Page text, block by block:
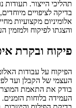
תהליכי הייצור. תעודות
בדיקה לציפויים
אלומיניום מקצועיות
והצגתו לפיקוח ולמזמין
פיקוח ובקרת
הפיקוח על עבודות
העצמי של הקבלן ועד
בודק את התאמת
העמידה בלוחות